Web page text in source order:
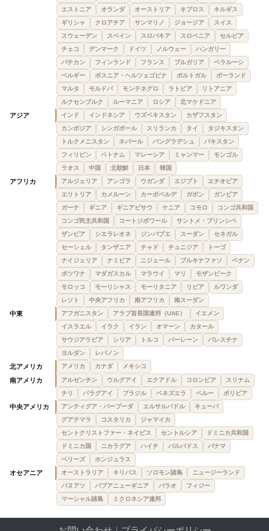
エストニア
オランダ オーストリア キプロス
キルギス
ギリシャ
クロアチア サンマリノ ジョージア
スイス
スウェーデン
スペイン スロバキア スロベニア
セルビア
チェコ
デンマーク ドイツ ノルウェー
ハンガリー
バチカン
フィンランド フランス ブルガリア
ベラルーシ
ベルギー
ボスニア・ヘルツェゴビナ ポルトガル
ポーランド
マルタ
モルドバ モンテネグロ ラトビア
リトアニア
ルクセンブルク
ルーマニア ロシア 北マケドニア
アジア インド インドネシア ウズベキスタン
カザフスタン
カンボジア
シンガポール スリランカ タイ
タジキスタン
トルクメニスタン
ネパール バングラデシュ
パキスタン
フィリピン
ベトナム マレーシア ミャンマー
モンゴル
ラオス
中国 北朝鮮 日本 韓国
アフリカ アルジェリア アンゴラ ウガンダ エジプト
エチオピア
エリトリア
カメルーン カーボベルデ ガボン
ガンビア
ガーナ
ギニア ギニアビサウ ケニア コモロ
コンゴ共和国
コンゴ民主共和国
コートジボワール
サントメ・プリンシペ
ザンビア
シエラレオネ ジンバブエ スーダン
セネガル
セーシェル
タンザニア チャド チュニジア
トーゴ
ナイジェリア
ナミビア ニジェール ブルキナファソ
ベナン
ボツワナ
マダガスカル マラウイ マリ
モザンビーク
モロッコ
モーリシャス モーリタニア リビア
ルワンダ
レソト
中央アフリカ 南アフリカ 南スーダン
中東 アフガニスタン アラブ首長国連邦（UAE）
イエメン
イスラエル
イラク イラン オマーン
カタール
サウジアラビア
シリア トルコ バーレーン
パレスチナ
ヨルダン
レバノン
北アメリカ アメリカ カナダ メキシコ
南アメリカ アルゼンチン ウルグアイ エクアドル コロンビア
スリナム
チリ
パラグアイ ブラジル ベネズエラ ペルー ボリビア
中央アメリカ アンティグア・バーブーダ エルサルバドル
キューバ
グアテマラ
コスタリカ
ジャマイカ
セントクリストファー・ネイビス
セントルシア
ドミニカ共和国
ドミニカ国
ニカラグア ハイチ バルバドス
パナマ
ベリーズ
ホンジュラス
オセアニア オーストラリア キリバス ソロモン諸島
ニュージーランド
バヌアツ
パプアニューギニア パラオ
フィジー
マーシャル諸島
ミクロネシア連邦